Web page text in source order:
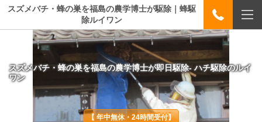
スズメバチ・蜂の巣を福島の農学博士が駆除｜蜂駆
除ルイワン
スズメバチ・蜂の巣を福島の農学博士が即日駆除- ハチ駆除のルイ
ワン
【 年中無休・24時間受付】